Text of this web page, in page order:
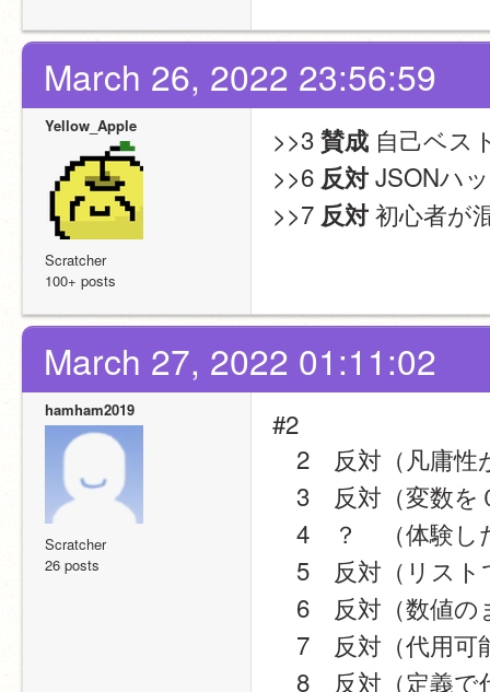
March 26, 2022 23:56:59
Yellow_Apple
Scratcher
100+ posts
>>3 賛成 自己ベス
>>6 反対 JSONハ
>>7 反対 初心者が
March 27, 2022 01:11:02
hamham2019
Scratcher
26 posts
#2
2　反対（凡庸性
3　反対（変数を
4　？　（体験し
5　反対（リスト
6　反対（数値の
7　反対（代用可
8　反対（定義で